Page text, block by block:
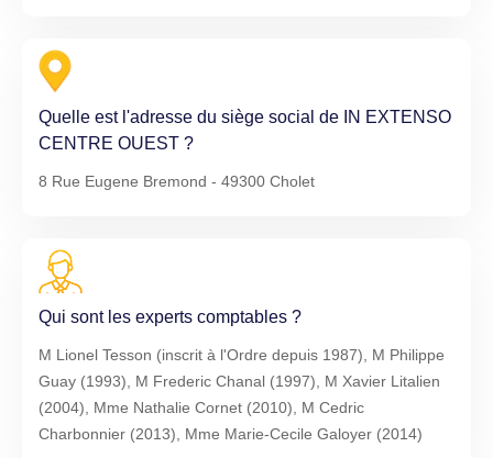
Quelle est l'adresse du siège social de IN EXTENSO
CENTRE OUEST ?
8 Rue Eugene Bremond - 49300 Cholet
Qui sont les experts comptables ?
M Lionel Tesson (inscrit à l'Ordre depuis 1987), M Philippe
Guay (1993), M Frederic Chanal (1997), M Xavier Litalien
(2004), Mme Nathalie Cornet (2010), M Cedric
Charbonnier (2013), Mme Marie-Cecile Galoyer (2014)